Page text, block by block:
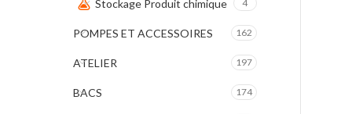
Stockage Produit chimique 4
POMPES ET ACCESSOIRES 162
ATELIER 197
BACS 174